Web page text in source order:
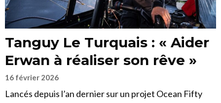
Tanguy Le Turquais : « Aider
Erwan à réaliser son rêve »
16 février 2026
Lancés depuis l’an dernier sur un projet Ocean Fifty